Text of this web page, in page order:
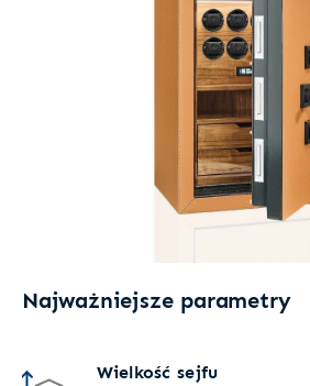
Najważniejsze parametry
Wielkość sejfu